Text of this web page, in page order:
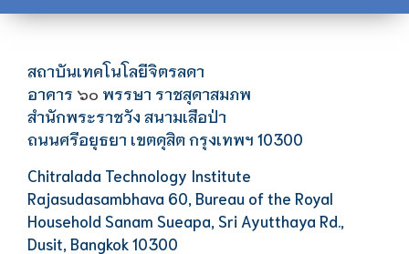
สถาบันเทคโนโลยีจิตรลดา
อาคาร ๖๐ พรรษา ราชสุดาสมภพ
สำนักพระราชวัง สนามเสือป่า
ถนนศรีอยุธยา เขตดุสิต กรุงเทพฯ 10300
Chitralada Technology Institute
Rajasudasambhava 60, Bureau of the Royal
Household Sanam Sueapa, Sri Ayutthaya Rd.,
Dusit, Bangkok 10300